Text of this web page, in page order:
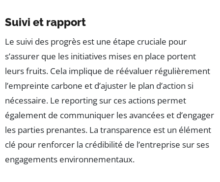
Suivi et rapport
Le suivi des progrès est une étape cruciale pour
s’assurer que les initiatives mises en place portent
leurs fruits. Cela implique de réévaluer régulièrement
l’empreinte carbone et d’ajuster le plan d’action si
nécessaire. Le reporting sur ces actions permet
également de communiquer les avancées et d’engager
les parties prenantes. La transparence est un élément
clé pour renforcer la crédibilité de l’entreprise sur ses
engagements environnementaux.